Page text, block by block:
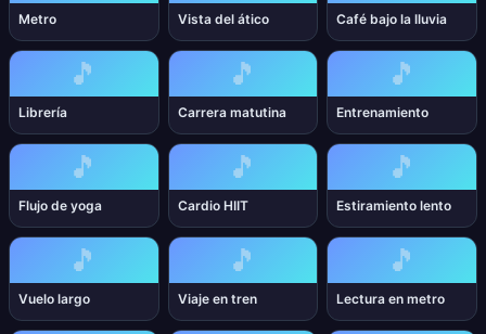
Metro Vista del ático Café bajo la lluvia
🎵
Librería
🎵
Carrera matutina
🎵
Entrenamiento
🎵
Flujo de yoga
🎵
Cardio HIIT
🎵
Estiramiento lento
🎵
Vuelo largo
🎵
Viaje en tren
🎵
Lectura en metro